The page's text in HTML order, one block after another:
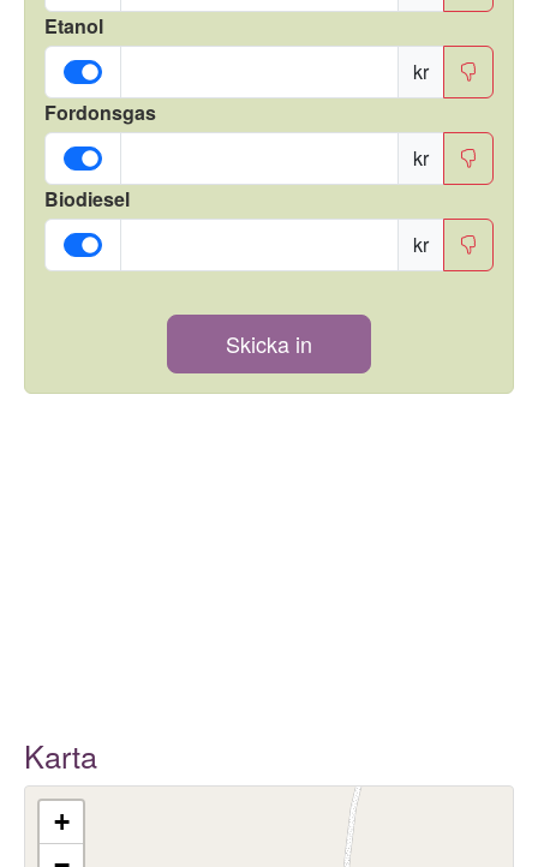
Etanol
kr
Fordonsgas
kr
Biodiesel
kr
Skicka in
Karta
+